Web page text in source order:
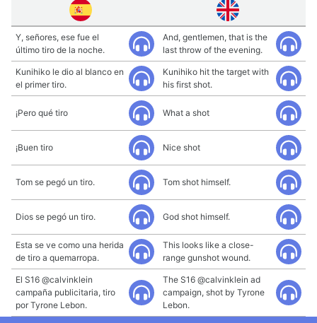
Y, señores, ese fue el
último tiro de la noche.
And, gentlemen, that is the
last throw of the evening.
Kunihiko le dio al blanco en
el primer tiro.
Kunihiko hit the target with
his first shot.
¡Pero qué tiro What a shot
¡Buen tiro Nice shot
Tom se pegó un tiro. Tom shot himself.
Dios se pegó un tiro. God shot himself.
Esta se ve como una herida
de tiro a quemarropa.
This looks like a close-
range gunshot wound.
El S16 @calvinklein
campaña publicitaria, tiro
por Tyrone Lebon.
The S16 @calvinklein ad
campaign, shot by Tyrone
Lebon.